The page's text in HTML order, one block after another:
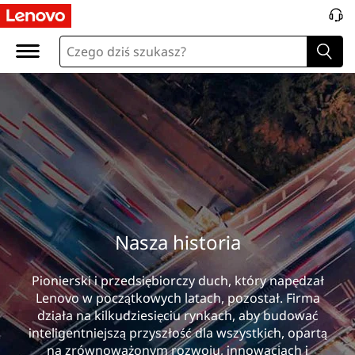
N
z
a
h
i
s
t
o
Nasza historia
Pionierski i przedsiębiorczy duch, który napędzał
Lenovo w początkowych latach, pozostał. Firma
działa na kilkudziesięciu rynkach, aby budować
inteligentniejszą przyszłość dla wszystkich, opartą
na zrównoważonym rozwoju, innowacjach i